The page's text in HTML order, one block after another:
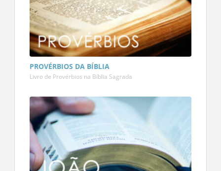
PROVÉRBIOS DA BÍBLIA
Livro de Provérbios na Bíblia Sagrada